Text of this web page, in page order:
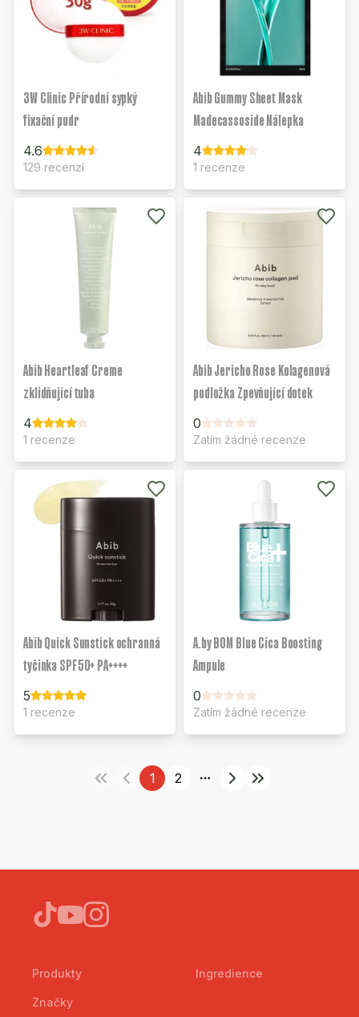
3W Clinic Přírodní sypký
fixační pudr
4.6
129 recenzí
Abib Gummy Sheet Mask
Madecassoside Nálepka
4
1 recenze
Abib Heartleaf Creme
zklidňující tuba
4
1 recenze
Abib Jericho Rose Kolagenová
podložka Zpevňující dotek
0
Zatím žádné recenze
Abib Quick Sunstick ochranná
tyčinka SPF50+ PA++++
5
1 recenze
A.by BOM Blue Cica Boosting
Ampule
0
Zatím žádné recenze
1 2
More pages
Produkty
Značky
Ingredience